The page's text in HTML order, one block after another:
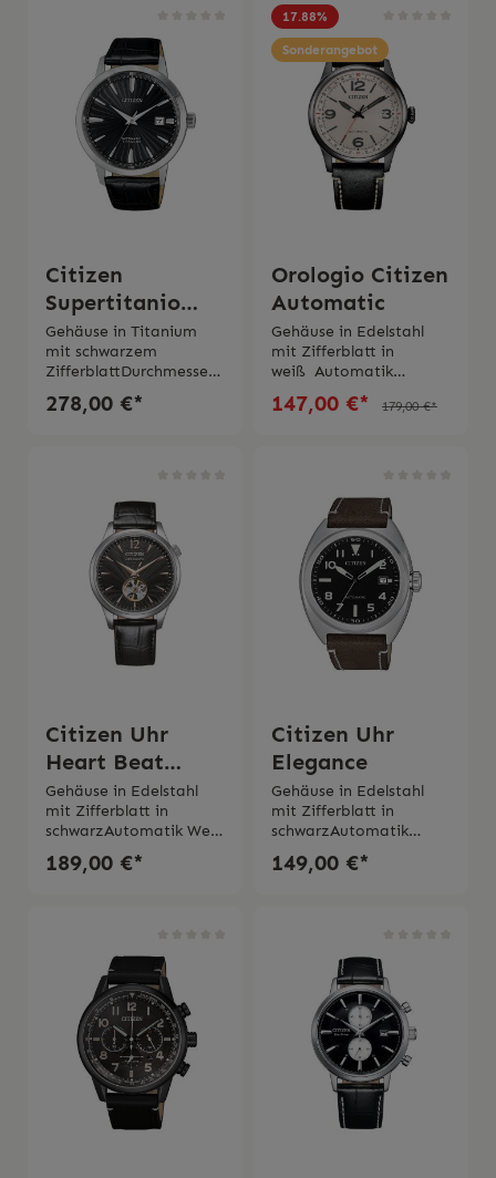
EdelstahlarmbandWass
erdichtigkeit 3 bar 2
Jahre
Garantie Originaler
Schachtel und
Bedienungsanleitung
inklusive
Stunden Armband in
Edelstahl Saphirglas Wa
sserdichtigkeit 5 bar 2
Jahre Garantie
Citizen
Supertitanio
Automatic black
Gehäuse in Titanium
mit schwarzem
ZifferblattDurchmesser
mmSaphirglas Automat
Schachtel und
Gebrauchsanweisung
von Citizen
278,00 €*
17.88%
Sonderangebot
Orologio Citizen
Automatic
Gehäuse in Edelstahl
mit Zifferblatt in
weiß Automatik
WerkGangreserve bis zu
40
10 bar 2 Jahre
Garantie Original
Verpackung und
Gebrauchsanweisung
Citizen
147,00 €* 179,00 €*
Citizen Uhr
Heart Beat
Automatik
Gehäuse in Edelstahl
mit Zifferblatt in
schwarzAutomatik Werk
Rubinen Gangreserve
Leder Wasserdichtigkeit
10 bar 2 Jahre
Garantie Original
Verpackung und
Gebrauchsanweisung
Citizen
189,00 €*
Citizen Uhr
Elegance
Gehäuse in Edelstahl
mit Zifferblatt in
schwarzAutomatik
Werk Gangreserve bis
zu 40
10 bar 2 Jahre
Garantie Original
Verpackung und
Gebrauchsanweisung
Citizen
149,00 €*